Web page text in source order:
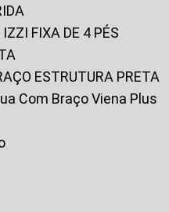
IZZI FIXA DE 4 PÉS
ESTRUTURA PRETA
Com Braço Viena Plus